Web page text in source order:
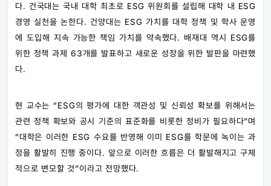
다. 건국대는 국내 대학 최초로 ESG 위원회를 설립해 대학 내 ESG
경영 실천을 논한다. 건양대는 ESG 가치를 대학 정책 및 학사 운영
에 도입해 지속 가능한 책임 가치를 약속했다. 배재대 역시 ESG를
위한 정책 과제 63개를 발표하고 새로운 성장을 위한 발판을 마련했
다.
현 교수는 “ESG의 평가에 대한 객관성 및 신뢰성 확보를 위해서는
관련 정책 확보와 공시 기준의 표준화를 비롯한 정비가 필요하다”며
“대학은 이러한 ESG 수요를 반영해 이미 ESG를 학문에 녹이는 과
정을 활발히 진행 중이다. 앞으로 이러한 흐름은 더 활발해지고 구체
적으로 변모할 것”이라고 전망했다.